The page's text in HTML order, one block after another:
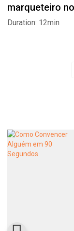
marqueteiro
Duration: 12min